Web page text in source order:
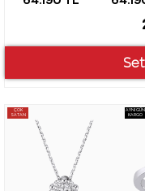
ÇOK
SATAN
AYNI GÜN
KARGO